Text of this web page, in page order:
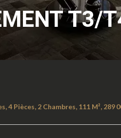
T3/
4 Pièces, 2 Chambres, 111 M², 289